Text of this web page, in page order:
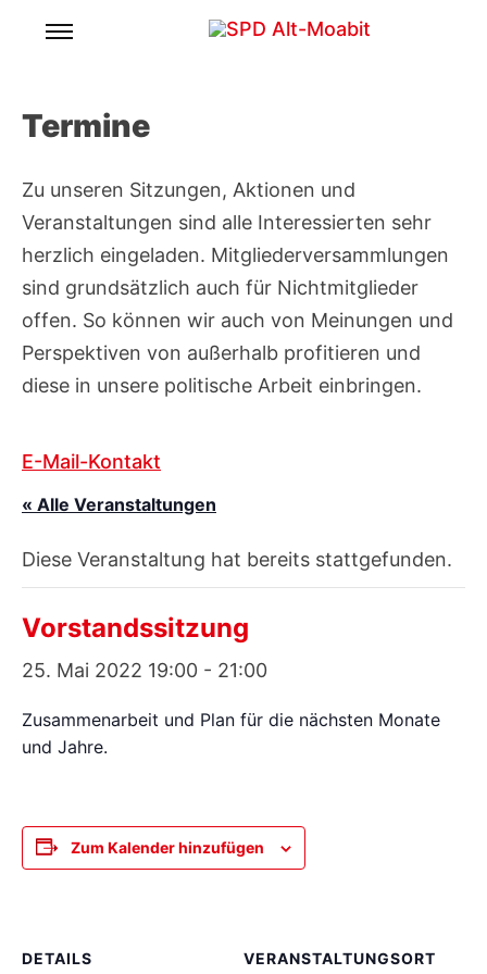
Termine
Zu unseren Sitzungen, Aktionen und
Veranstaltungen sind alle Interessierten sehr
herzlich eingeladen. Mitgliederversammlungen
sind grundsätzlich auch für Nichtmitglieder
offen. So können wir auch von Meinungen und
Perspektiven von außerhalb profitieren und
diese in unsere politische Arbeit einbringen.
E-Mail-Kontakt
« Alle Veranstaltungen
Diese Veranstaltung hat bereits stattgefunden.
Vorstandssitzung
25. Mai 2022 19:00 - 21:00
Zusammenarbeit und Plan für die nächsten Monate
und Jahre.
Zum Kalender hinzufügen
DETAILS VERANSTALTUNGSORT